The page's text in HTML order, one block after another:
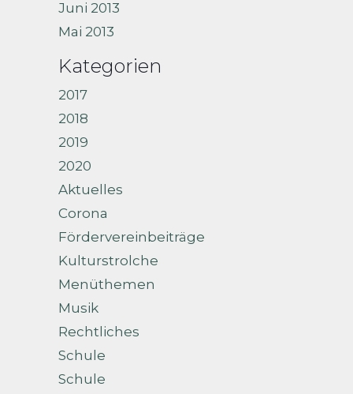
Juni 2013
Mai 2013
Kategorien
2017
2018
2019
2020
Aktuelles
Corona
Fördervereinbeiträge
Kulturstrolche
Menüthemen
Musik
Rechtliches
Schule
Schule